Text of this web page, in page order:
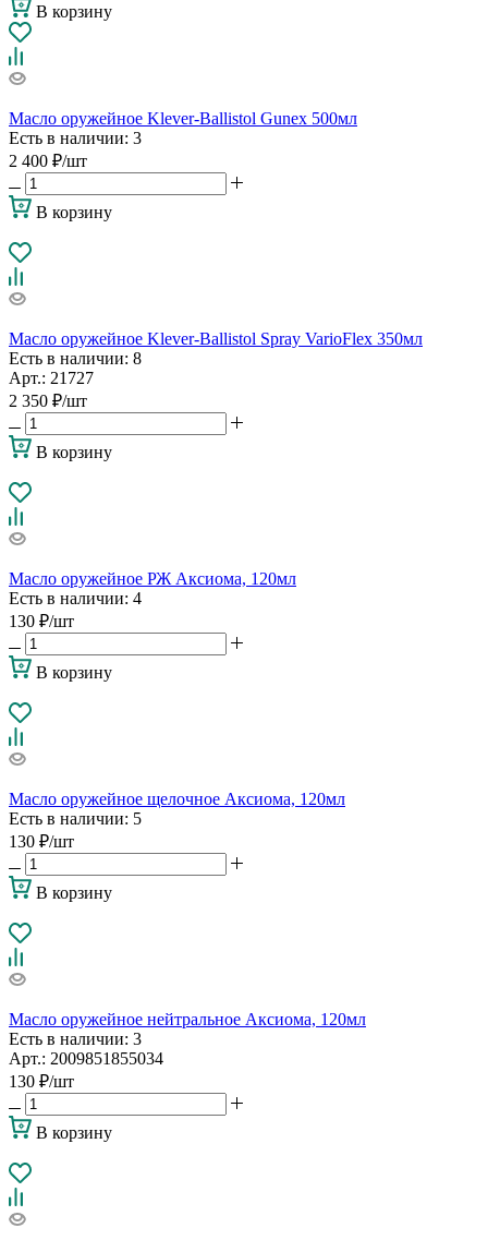
В корзину
Масло оружейное Klever-Ballistol Gunex 500мл
Есть в наличии: 3
2 400 ₽/шт
В корзину
Масло оружейное Klever-Ballistol Spray VarioFlex 350мл
Есть в наличии: 8
Арт.: 21727
2 350 ₽/шт
В корзину
Масло оружейное РЖ Аксиома, 120мл
Есть в наличии: 4
130 ₽/шт
В корзину
Масло оружейное щелочное Аксиома, 120мл
Есть в наличии: 5
130 ₽/шт
В корзину
Масло оружейное нейтральное Аксиома, 120мл
Есть в наличии: 3
Арт.: 2009851855034
130 ₽/шт
В корзину